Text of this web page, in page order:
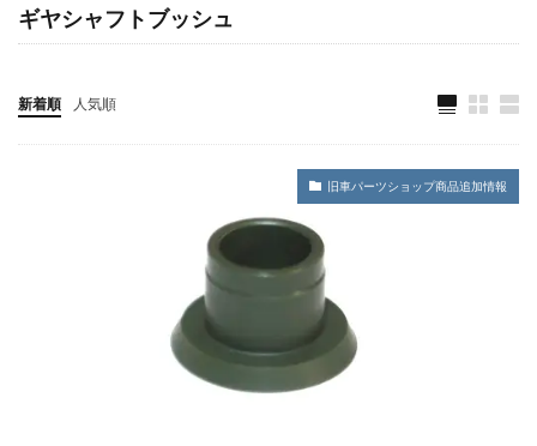
ギヤシャフトブッシュ
新着順 人気順
旧車パーツショップ商品追加情報